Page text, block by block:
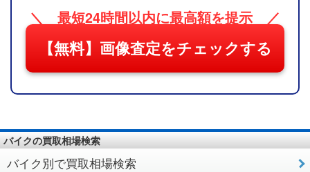
＼ 最短24時間以内に最高額を提示 ／
【無料】画像査定をチェックする
バイクの買取相場検索
バイク別で買取相場検索